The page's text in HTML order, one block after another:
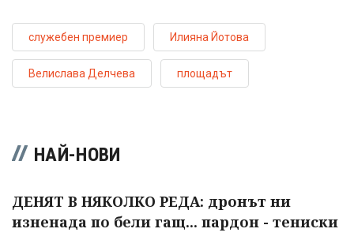
служебен премиер Илияна Йотова
Велислава Делчева площадът
НАЙ-НОВИ
ДЕНЯТ В НЯКОЛКО РЕДА: дронът ни
изненада по бели гащ... пардон - тениски